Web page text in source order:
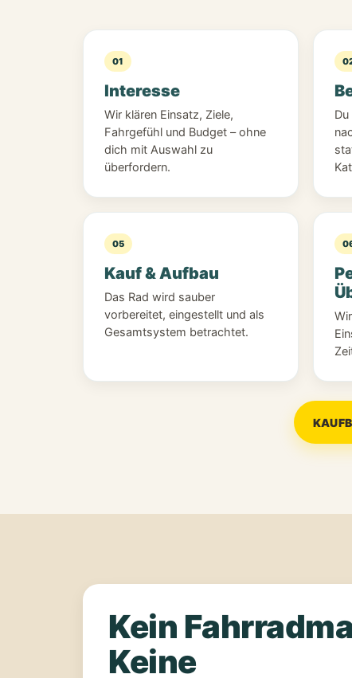
01
Interesse
Wir klären Einsatz, Ziele,
Fahrgefühl und Budget – ohne
dich mit Auswahl zu
überfordern.
05
Kauf & Aufbau
Das Rad wird sauber
vorbereitet, eingestellt und als
Gesamtsystem betrachtet.
Kein
Keine